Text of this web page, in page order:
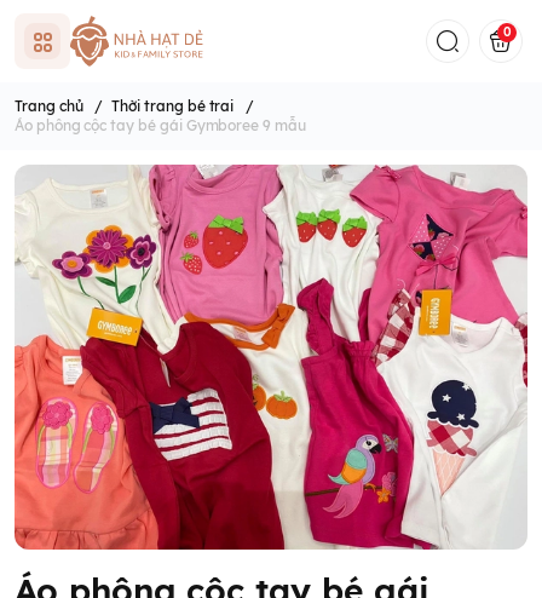
0
Trang chủ / Thời trang bé trai
/
Áo phông cộc tay bé gái Gymboree 9 mẫu